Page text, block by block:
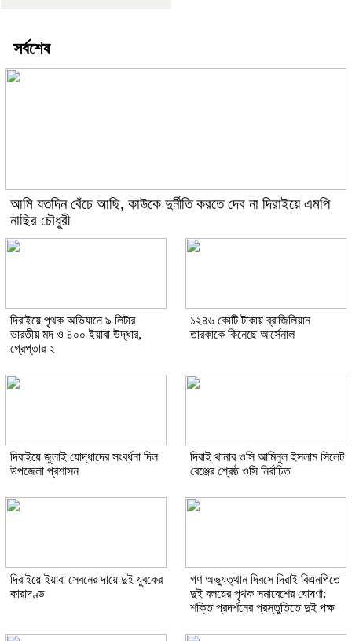
সর্বশেষ
আমি যতদিন বেঁচে আছি, কাউকে দুর্নীতি করতে দেব না দিরাইয়ে এমপি
নাছির চৌধুরী
দিরাইয়ে পৃথক অভিযানে ৯ লিটার
ভারতীয় মদ ও ৪০০ ইয়াবা উদ্ধার,
গ্রেপ্তার ২
১২৪৬ কোটি টাকায় ব্রাজিলিয়ান
তারকাকে কিনেছে আর্সেনাল
দিরাইয়ে জুলাই যোদ্ধাদের সংবর্ধনা দিল
উপজেলা প্রশাসন
দিরাই থানার ওসি আমিনুল ইসলাম সিলেট
রেঞ্জের শ্রেষ্ঠ ওসি নির্বাচিত
দিরাইয়ে ইয়াবা সেবনের দায়ে দুই যুবকের
কারাদণ্ড
গণ অভ্যুত্থান দিবসে দিরাই বিএনপিতে
দুই বলয়ের পৃথক সমাবেশের ঘোষণা:
শক্তি প্রদর্শনের প্রস্তুতিতে দুই পক্ষ